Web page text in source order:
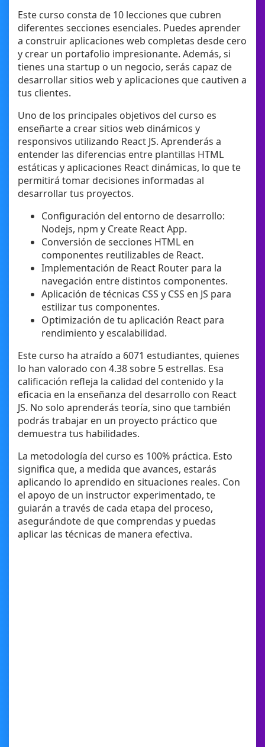
Este curso consta de 10 lecciones que cubren
diferentes secciones esenciales. Puedes aprender
a construir aplicaciones web completas desde cero
y crear un portafolio impresionante. Además, si
tienes una startup o un negocio, serás capaz de
desarrollar sitios web y aplicaciones que cautiven a
tus clientes.
Uno de los principales objetivos del curso es
enseñarte a crear sitios web dinámicos y
responsivos utilizando React JS. Aprenderás a
entender las diferencias entre plantillas HTML
estáticas y aplicaciones React dinámicas, lo que te
permitirá tomar decisiones informadas al
desarrollar tus proyectos.
Configuración del entorno de desarrollo:
Nodejs, npm y Create React App.
Conversión de secciones HTML en
componentes reutilizables de React.
Implementación de React Router para la
navegación entre distintos componentes.
Aplicación de técnicas CSS y CSS en JS para
estilizar tus componentes.
Optimización de tu aplicación React para
rendimiento y escalabilidad.
Este curso ha atraído a 6071 estudiantes, quienes
lo han valorado con 4.38 sobre 5 estrellas. Esa
calificación refleja la calidad del contenido y la
eficacia en la enseñanza del desarrollo con React
JS. No solo aprenderás teoría, sino que también
podrás trabajar en un proyecto práctico que
demuestra tus habilidades.
La metodología del curso es 100% práctica. Esto
significa que, a medida que avances, estarás
aplicando lo aprendido en situaciones reales. Con
el apoyo de un instructor experimentado, te
guiarán a través de cada etapa del proceso,
asegurándote de que comprendas y puedas
aplicar las técnicas de manera efectiva.